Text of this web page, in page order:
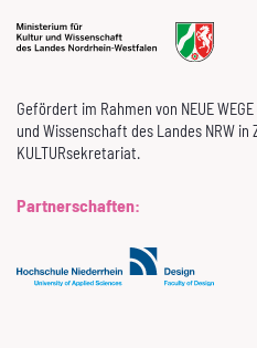
Gefördert im Rahmen von NEUE
und Wissenschaft des Landes NRW
KULTURsekretariat.
Partnerschaften: